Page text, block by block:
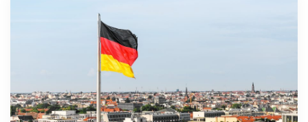
Германия